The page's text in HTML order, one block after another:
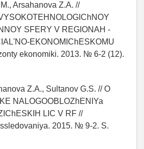
Arsahanova Z.A. //
SFERY V REGIONAH -
EKONOMIChESKOMU
ekonomiki. 2013. № 6-2 (12).
Z.A., Sultanov G.S. // O
NALOGOOBLOZhENIYa
LIC V RF //
2015. № 9-2. S.